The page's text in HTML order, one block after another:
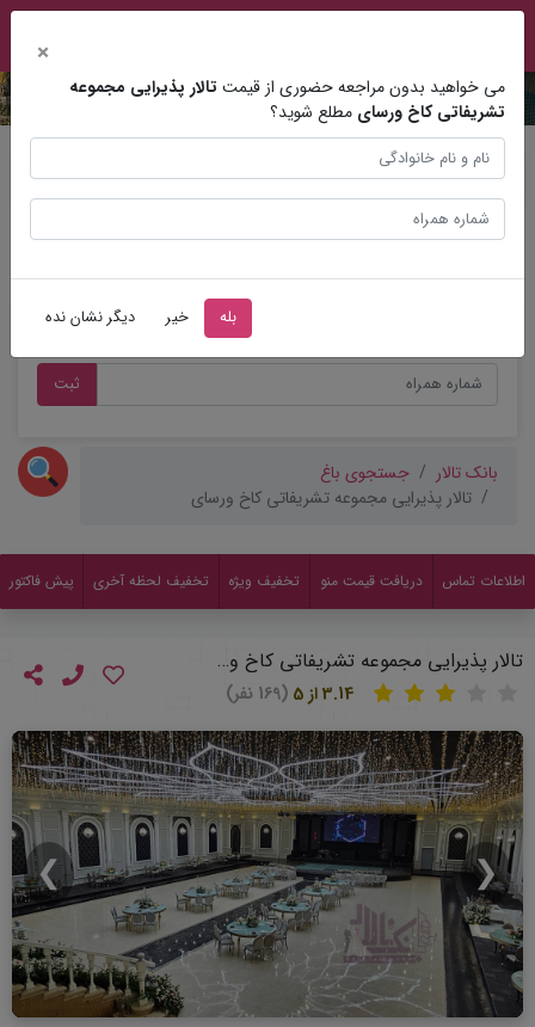
ثبت
بانک تالار
جستجوی باغ
تالار پذیرایی مجموعه تشریفاتی کاخ ورسای
اطلاعات تماس دریافت قیمت منو تخفیف ویژه تخفیف لحظه آخری پیش فاکتور
تالار پذیرایی مجموعه تشریفاتی کاخ ورسای
(169 نفر)
❮
❯
×
می خواهید بدون مراجعه حضوری از قیمت تالار پذیرایی مجموعه
تشریفاتی کاخ ورسای مطلع شوید؟
بله خیر دیگر نشان نده